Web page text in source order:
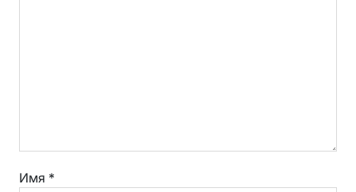
Имя *